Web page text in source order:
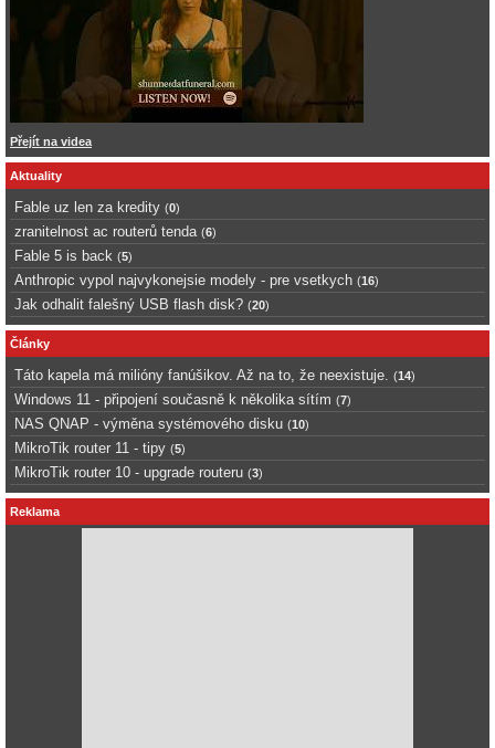
Přejít na videa
Aktuality
Fable uz len za kredity (0)
zranitelnost ac routerů tenda (6)
Fable 5 is back (5)
Anthropic vypol najvykonejsie modely - pre vsetkych (16)
Jak odhalit falešný USB flash disk? (20)
Články
Táto kapela má milióny fanúšikov. Až na to, že neexistuje. (14)
Windows 11 - připojení současně k několika sítím (7)
NAS QNAP - výměna systémového disku (10)
MikroTik router 11 - tipy (5)
MikroTik router 10 - upgrade routeru (3)
Reklama